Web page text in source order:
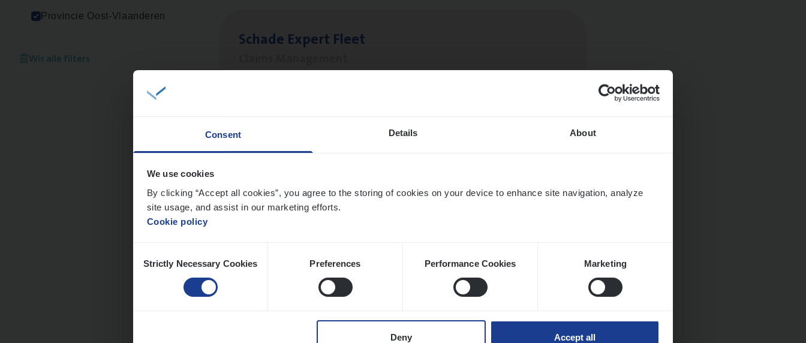
Consent Details About
We use cookies
By clicking “Accept all cookies”, you agree to the storing of cookies on your device to enhance site navigation, analyze
site usage, and assist in our marketing efforts.
Cookie policy
Selection
Strictly Necessary Cookies Preferences Performance Cookies Marketing
Deny Accept all
Provincie Oost-Vlaanderen
Wis alle filters
Scha­de Expert Fleet
Busi­ness Mana­ger Mari­ne Cargo
Antwerpen
Scha­de­be­heer­der verzekeringen
Claims Management
Sint-Niklaas/Temse